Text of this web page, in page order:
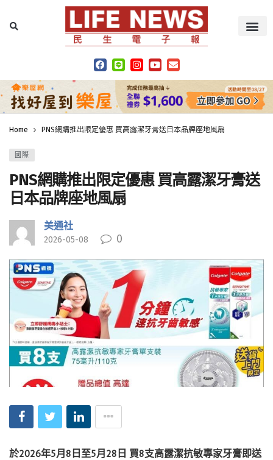
Home PNS網購推出限定優惠 買高露潔牙膏送日本品牌座地風扇
國際
PNS網購推出限定優惠 買高露潔牙膏送
日本品牌座地風扇
美通社
2026-05-08 0
於2026年5月8 日至5月28 日 買8支高露潔抗敏專家牙膏即送